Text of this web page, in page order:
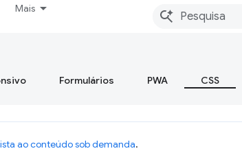
Mais
Formulários PWA CSS
ao conteúdo sob demanda.